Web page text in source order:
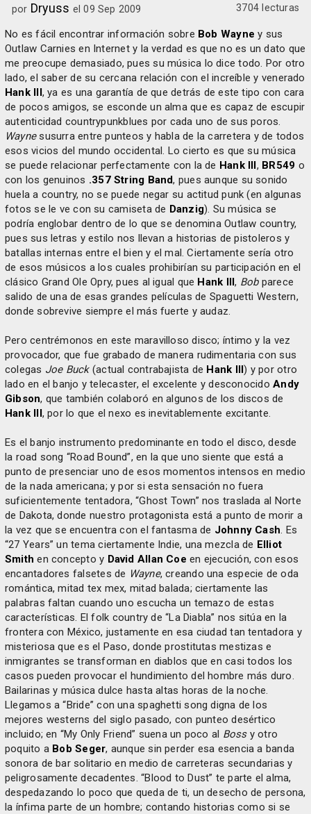
por Dryuss el 09 Sep 2009 3704 lecturas
No es fácil encontrar información sobre Bob Wayne y sus
Outlaw Carnies en Internet y la verdad es que no es un dato que
me preocupe demasiado, pues su música lo dice todo. Por otro
lado, el saber de su cercana relación con el increíble y venerado
Hank III, ya es una garantía de que detrás de este tipo con cara
de pocos amigos, se esconde un alma que es capaz de escupir
autenticidad countrypunkblues por cada uno de sus poros.
Waynesusurra entre punteos y habla de la carretera y de todos
esos vicios del mundo occidental. Lo cierto es que su música
se puede relacionar perfectamente con la de Hank III, BR549 o
con los genuinos .357 String Band, pues aunque su sonido
huela a country, no se puede negar su actitud punk (en algunas
fotos se le ve con su camiseta de Danzig). Su música se
podría englobar dentro de lo que se denomina Outlaw country,
pues sus letras y estilo nos llevan a historias de pistoleros y
batallas internas entre el bien y el mal. Ciertamente sería otro
de esos músicos a los cuales prohibirían su participación en el
clásico Grand Ole Opry, pues al igual que Hank III, Bobparece
salido de una de esas grandes películas de Spaguetti Western,
donde sobrevive siempre el más fuerte y audaz.
Pero centrémonos en este maravilloso disco; íntimo y la vez
provocador, que fue grabado de manera rudimentaria con sus
colegas Joe Buck(actual contrabajista de Hank III) y por otro
lado en el banjo y telecaster, el excelente y desconocidoAndy
Gibson, que también colaboró en algunos de los discos de
Hank III, por lo que el nexo es inevitablemente excitante.
Es el banjo instrumento predominante en todo el disco, desde
la road song “Road Bound”, en la que uno siente que está a
punto de presenciar uno de esos momentos intensos en medio
de la nada americana; y por si esta sensación no fuera
suficientemente tentadora, “Ghost Town” nos traslada al Norte
de Dakota, donde nuestro protagonista está a punto de morir a
la vez que se encuentra con el fantasma de Johnny Cash. Es
“27 Years” un tema ciertamente Indie, una mezcla de Elliot
Smith en concepto y David Allan Coe en ejecución, con esos
encantadores falsetes de Wayne, creando una especie de oda
romántica, mitad tex mex, mitad balada; ciertamente las
palabras faltan cuando uno escucha un temazo de estas
características. El folk country de “La Diabla” nos sitúa en la
frontera con México, justamente en esa ciudad tan tentadora y
misteriosa que es el Paso, donde prostitutas mestizas e
inmigrantes se transforman en diablos que en casi todos los
casos pueden provocar el hundimiento del hombre más duro.
Bailarinas y música dulce hasta altas horas de la noche.
Llegamos a “Bride” con una spaghetti song digna de los
mejores westerns del siglo pasado, con punteo desértico
incluido; en “My Only Friend” suena un poco al Bossy otro
poquito a Bob Seger, aunque sin perder esa esencia a banda
sonora de bar solitario en medio de carreteras secundarias y
peligrosamente decadentes. “Blood to Dust” te parte el alma,
despedazando lo poco que queda de ti, un desecho de persona,
la ínfima parte de un hombre; contando historias como si se